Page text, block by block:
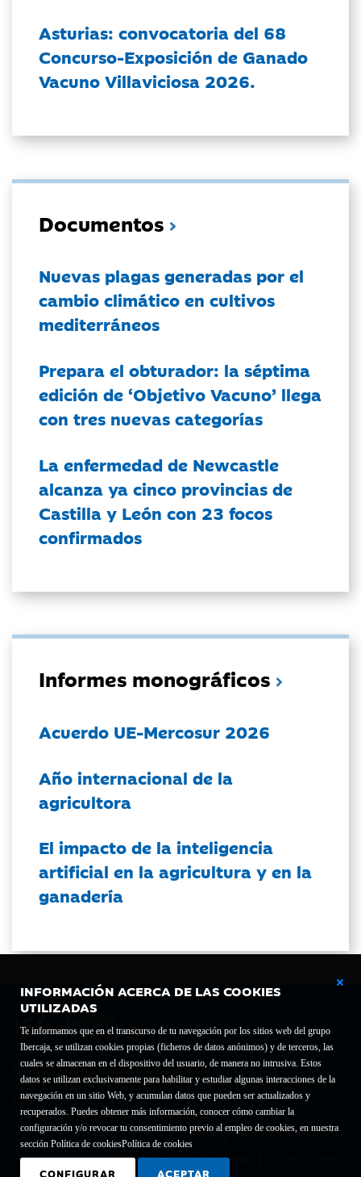
INFORMACIÓN ACERCA DE LAS COOKIES
UTILIZADAS
Te informamos que en el transcurso de tu navegación por los sitios web del grupo
Ibercaja, se utilizan cookies propias (ficheros de datos anónimos) y de terceros, las
cuales se almacenan en el dispositivo del usuario, de manera no intrusiva. Estos
datos se utilizan exclusivamente para habilitar y estudiar algunas interacciones de la
navegación en un sitio Web, y acumulan datos que pueden ser actualizados y
recuperados. Puedes obtener más información, conocer cómo cambiar la
configuración y/o revocar tu consentimiento previo al empleo de cookies, en nuestra
sección Política de cookiesPolítica de cookies
CONFIGURAR ACEPTAR
Asturias: convocatoria del 68
Concurso-Exposición de Ganado
Vacuno Villaviciosa 2026.
Documentos
Nuevas plagas generadas por el
cambio climático en cultivos
mediterráneos
Prepara el obturador: la séptima
edición de ‘Objetivo Vacuno’ llega
con tres nuevas categorías
La enfermedad de Newcastle
alcanza ya cinco provincias de
Castilla y León con 23 focos
confirmados
Informes monográficos
Acuerdo UE-Mercosur 2026
Año internacional de la
agricultora
El impacto de la inteligencia
artificial en la agricultura y en la
ganadería
Fundación Bancaria Ibercaja C.I.F. G-50000652.
Inscrita en el Registro de Fundaciones del Mº de Educación, Cultura y Deporte con el nº
1689.
Domicilio social: Joaquín Costa, 13. 50001 Zaragoza.
Contacto
Declaración de accesibilidad
Aviso legal Política de privacidad